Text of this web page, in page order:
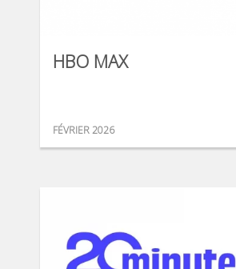
HBO MAX
FÉVRIER 2026